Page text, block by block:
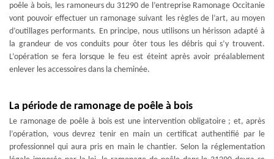
poêle à bois, les ramoneurs du 31290 de l’entreprise Ramonage Occitanie
vont pouvoir effectuer un ramonage suivant les règles de l’art, au moyen
d’outillages performants. En principe, nous utilisons un hérisson adapté à
la grandeur de vos conduits pour ôter tous les débris qui s’y trouvent.
L’opération se fera lorsque le feu est éteint après avoir préalablement
enlever les accessoires dans la cheminée.
La période de ramonage de poêle à bois
Le ramonage de poêle à bois est une intervention obligatoire ; et, après
l’opération, vous devrez tenir en main un certificat authentifié par le
professionnel qui aura pris en main le chantier. Selon la réglementation